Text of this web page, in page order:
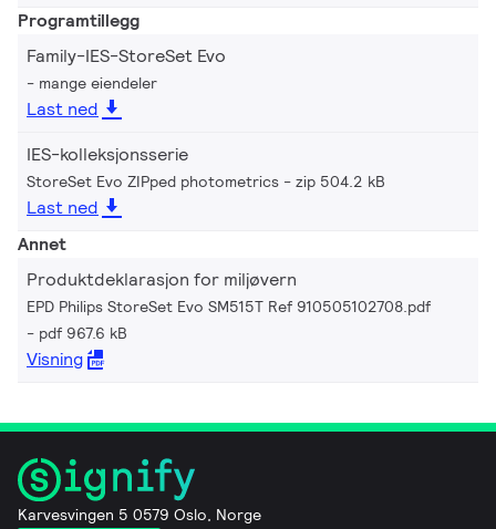
Programtillegg
Family-IES-StoreSet Evo
mange eiendeler
Last ned
IES-kolleksjonsserie
StoreSet Evo ZIPped photometrics zip 504.2 kB
Last ned
Annet
Produktdeklarasjon for miljøvern
EPD Philips StoreSet Evo SM515T Ref 910505102708.pdf
pdf 967.6 kB
Visning
Karvesvingen 5 0579 Oslo, Norge